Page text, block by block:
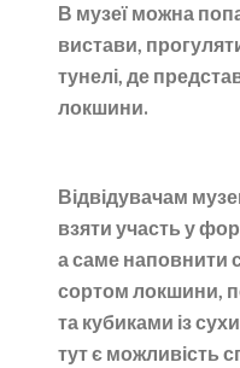
В музеї можна
вистави,
тунелі, де
локшини.
Відвідувачам
взяти участь у
а саме наповнити
сортом локшини,
та кубиками із
тут є можливість